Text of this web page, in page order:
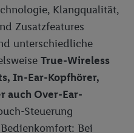
Klangqualität,
Zusatzfeatures
unterschiedliche
True-Wireless
In-Ear-Kopfhörer,
auch Over-Ear-
Steuerung
Bei